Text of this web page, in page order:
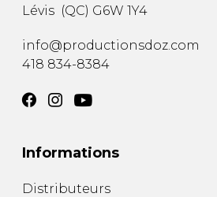
Lévis (QC) G6W 1Y4
info@productionsdoz.com
418 834-8384
Informations
Distributeurs